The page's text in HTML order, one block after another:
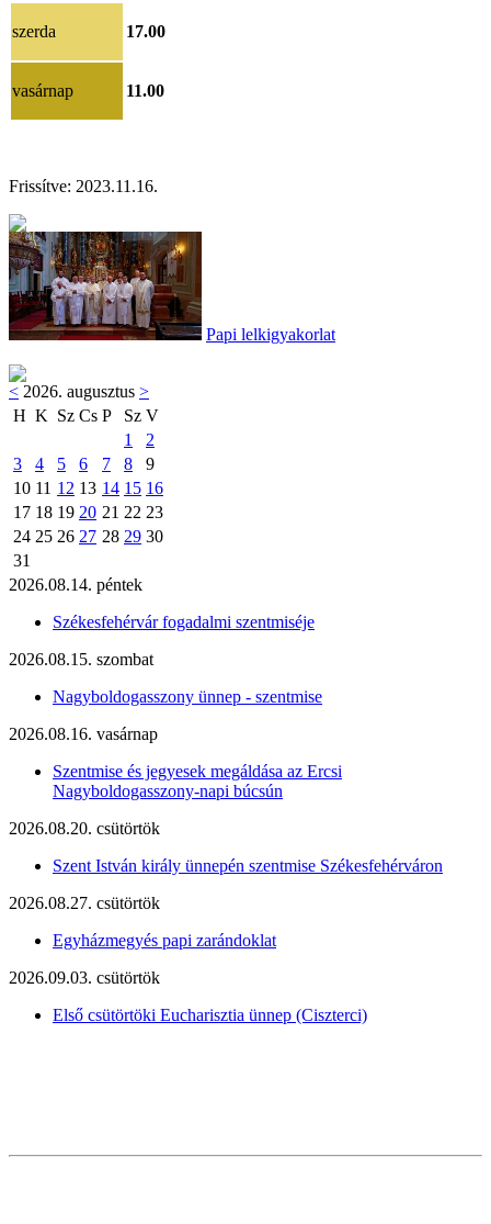
szerda 17.00
vasárnap 11.00
Frissítve: 2023.11.16.
Papi lelkigyakorlat
< 2026. augusztus >
H K Sz Cs P Sz V
1
2
3
4 5 6 7 8
9
10 11 12 13 14 15 16
17 18 19 20 21 22 23
24 25 26 27 28 29 30
31
2026.08.14. péntek
Székesfehérvár fogadalmi szentmiséje
2026.08.15. szombat
Nagyboldogasszony ünnep - szentmise
2026.08.16. vasárnap
Szentmise és jegyesek megáldása az Ercsi
Nagyboldogasszony-napi búcsún
2026.08.20. csütörtök
Szent István király ünnepén szentmise Székesfehérváron
2026.08.27. csütörtök
Egyházmegyés papi zarándoklat
2026.09.03. csütörtök
Első csütörtöki Eucharisztia ünnep (Ciszterci)